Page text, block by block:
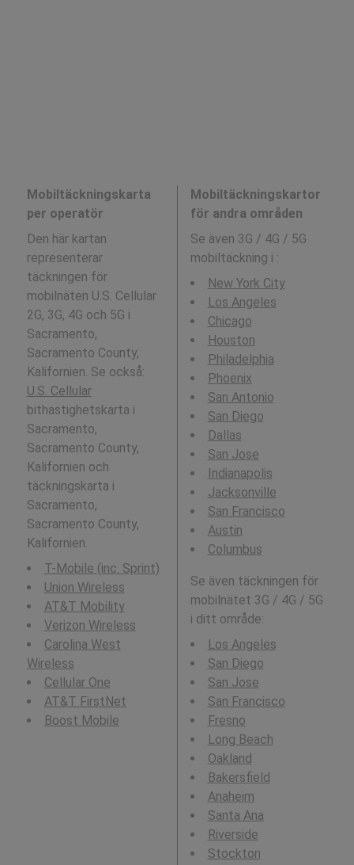
Mobiltäckningskarta
per operatör
Den här kartan
representerar
täckningen för
mobilnäten U.S. Cellular
2G, 3G, 4G och 5G i
Sacramento,
Sacramento County,
Kalifornien. Se också:
U.S. Cellular
bithastighetskarta i
Sacramento,
Sacramento County,
Kalifornien och
täckningskarta i
Sacramento,
Sacramento County,
Kalifornien.
T-Mobile (inc. Sprint)
Union Wireless
AT&T Mobility
Verizon Wireless
Carolina West
Wireless
Cellular One
AT&T FirstNet
Boost Mobile
Mobiltäckningskartor
för andra områden
Se även 3G / 4G / 5G
mobiltäckning i :
New York City
Los Angeles
Chicago
Houston
Philadelphia
Phoenix
San Antonio
San Diego
Dallas
San Jose
Indianapolis
Jacksonville
San Francisco
Austin
Columbus
Se även täckningen för
mobilnätet 3G / 4G / 5G
i ditt område:
Los Angeles
San Diego
San Jose
San Francisco
Fresno
Long Beach
Oakland
Bakersfield
Anaheim
Santa Ana
Riverside
Stockton